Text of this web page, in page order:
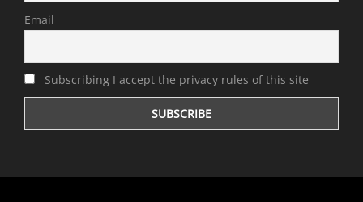
Email
Subscribing I accept the privacy rules of this site